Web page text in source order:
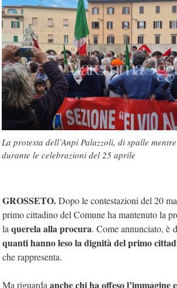
La protesta dell’Anpi Palazzoli, di spalle
durante le celebrazioni del 25 aprile
GROSSETO.Dopo le contestazioni del 20
primo cittadino del Comune ha mantenuto la
la querela alla procura. Come annunciato, è
quanti hanno leso la dignità del primo
che rappresenta.
Ma riguarda anche chi ha offeso l’immagine